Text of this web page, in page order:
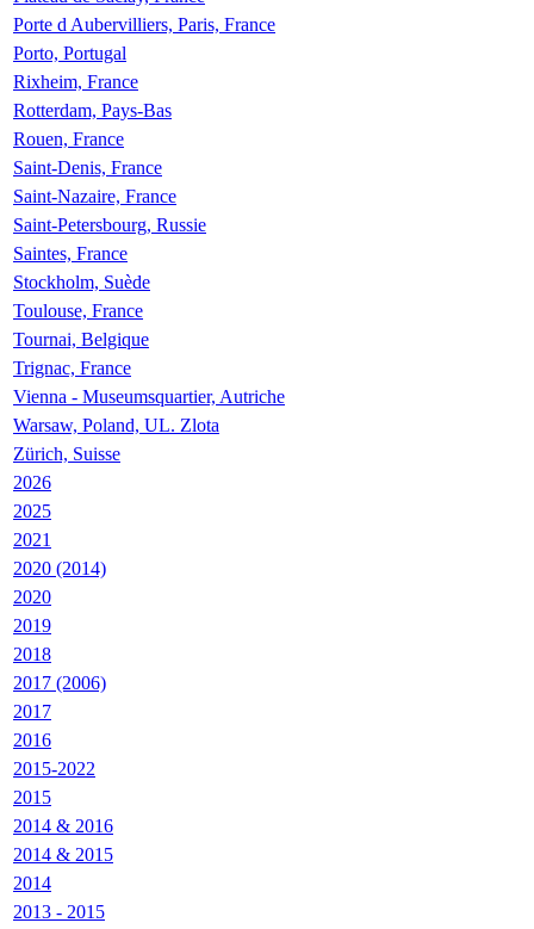
Porte d Aubervilliers, Paris, France
Porto, Portugal
Rixheim, France
Rotterdam, Pays-Bas
Rouen, France
Saint-Denis, France
Saint-Nazaire, France
Saint-Petersbourg, Russie
Saintes, France
Stockholm, Suède
Toulouse, France
Tournai, Belgique
Trignac, France
Vienna - Museumsquartier, Autriche
Warsaw, Poland, UL. Zlota
Zürich, Suisse
2026
2025
2021
2020 (2014)
2020
2019
2018
2017 (2006)
2017
2016
2015-2022
2015
2014 & 2016
2014 & 2015
2014
2013 - 2015